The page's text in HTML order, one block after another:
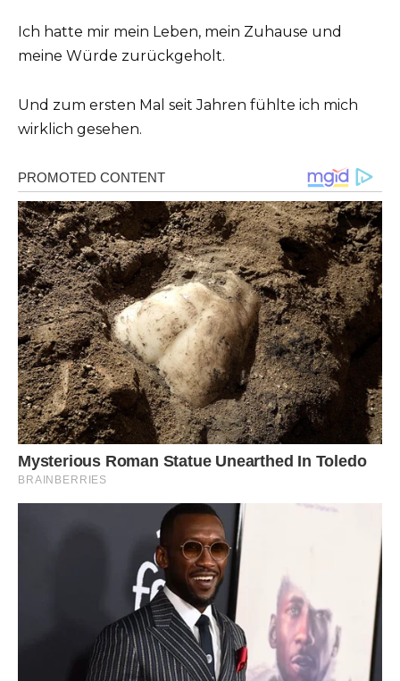
Ich hatte mir mein Leben, mein Zuhause und
meine Würde zurückgeholt.
Und zum ersten Mal seit Jahren fühlte ich mich
wirklich gesehen.